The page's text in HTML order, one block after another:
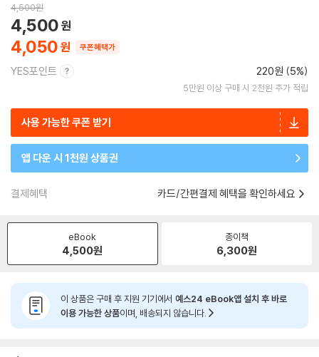
4,500원
4,050
4,500
쿠폰혜택가
YES포인트 220원 (5%)
5만원 이상 구매 시 2천원 추가 적립
사용 가능한 쿠폰 받기
앱 다운 시 1천원 상품권
결제혜택 카드/간편결제 혜택을 확인하세요
eBook
4,500원
종이책
6,300원
이 상품은 구매 후 지원 기기에서 예스24 eBook앱 설치 후 바로
이용 가능한 상품이며, 배송되지 않습니다.